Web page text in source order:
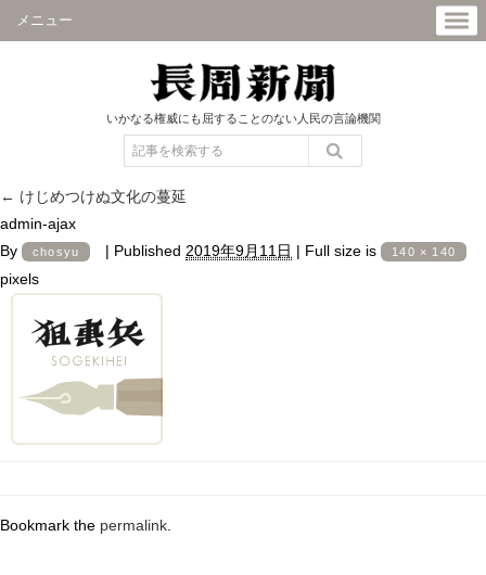
メニュー
いかなる権威にも屈することのない人民の言論機関
← けじめつけぬ文化の蔓延
admin-ajax
By
chosyu | Published 2019年9月11日 | Full size is 140 × 140
pixels
Bookmark the permalink